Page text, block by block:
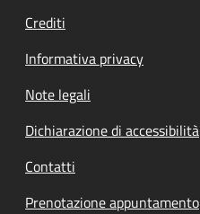
Crediti
Informativa privacy
Note legali
Dichiarazione di accessibilità
Contatti
Prenotazione appuntamento